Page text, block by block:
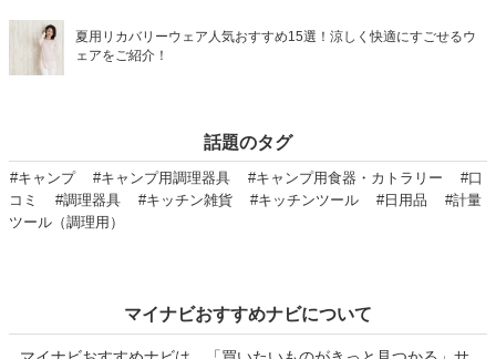
夏用リカバリーウェア人気おすすめ15選！涼しく快適にすごせるウ
ェアをご紹介！
話題のタグ
#キャンプ #キャンプ用調理器具 #キャンプ用食器・カトラリー
#口
コミ
#調理器具 #キッチン雑貨 #キッチンツール #日用品
#計量
ツール（調理用）
マイナビおすすめナビについて